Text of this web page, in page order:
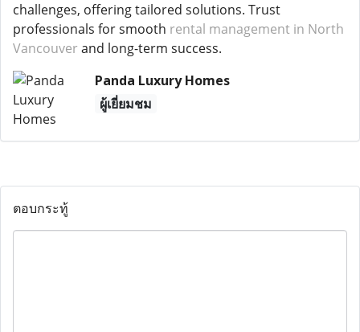
challenges, offering tailored solutions. Trust
professionals for smooth rental management in North
Vancouver and long-term success.
Panda Luxury Homes
ผู้เยี่ยมชม
ตอบกระทู้